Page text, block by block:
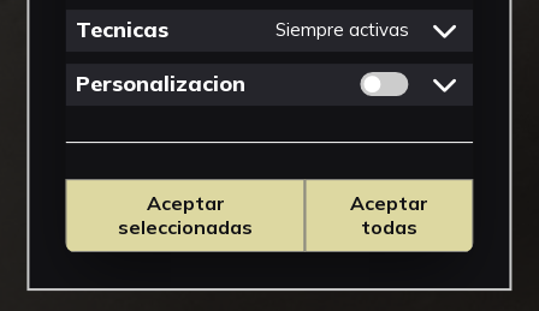
Tecnicas Siempre activas
Personalizacion Permitir cookies
Aceptar
seleccionadas
Aceptar
todas